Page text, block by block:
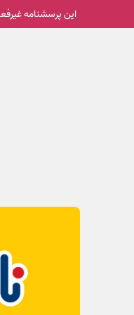
این پرسشنامه